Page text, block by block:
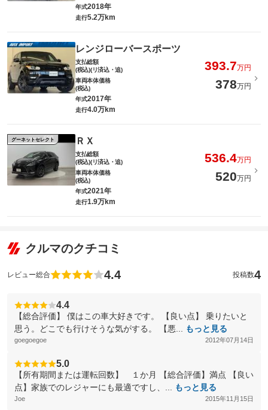
年式2018年
走行5.2万km
レンジローバースポーツ
支払総額
(税込)(リ済込・追)
393.7万円
車両本体価格
(税込)
378万円
年式2017年
走行4.0万km
グーネットセレクト ＲＸ
支払総額
(税込)(リ済込・追)
536.4万円
車両本体価格
(税込)
520万円
年式2021年
走行1.9万km
クルマのクチコミ
レビュー総合 4.4 投稿数4
4.4
【総合評価】 僕はこの車大好きです。 【良い点】 乗りたいと
思う。どこでも行けそうな気がする。 【悪...
もっと見る
goegoegoe 2012年07月14日
5.0
【所有期間または運転回数】 １か月 【総合評価】満点 【良い
点】家族でのレジャーにも最適ですし、...
もっと見る
Joe 2015年11月15日